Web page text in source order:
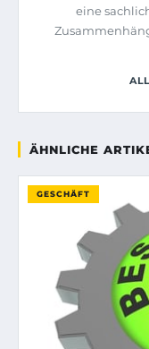
eine
ÄHNLICHE
GESCHÄFT